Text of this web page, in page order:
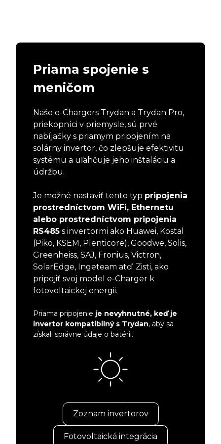
Priama spojenie s
meničom
Naše e-Chargers Trydan a Trydan Pro,
priekopníci v priemysle, sú prvé
nabíjačky s priamym pripojením na
solárny invertor, čo zlepšuje efektivitu
systému a uľahčuje jeho inštaláciu a
údržbu.
Je možné nastaviť tento typ pripojenia
prostredníctvom WiFi, Ethernetu
alebo prostredníctvom pripojenia
RS485 s invertormi ako Huawei, Kostal
(Piko, KSEM, Plenticore), Goodwe, Solis,
Greenheiss, SAJ, Fronius, Victron,
SolarEdge, Ingeteam atď. Zisti, ako
pripojiť svoj model e-Charger k
fotovoltaickej energii.
Priama pripojenie je nevyhnutné, keď je
invertor kompatibilný s Trydan, aby sa
získali správne údaje o batérii.
Zoznam invertorov
Fotovoltaická integrácia